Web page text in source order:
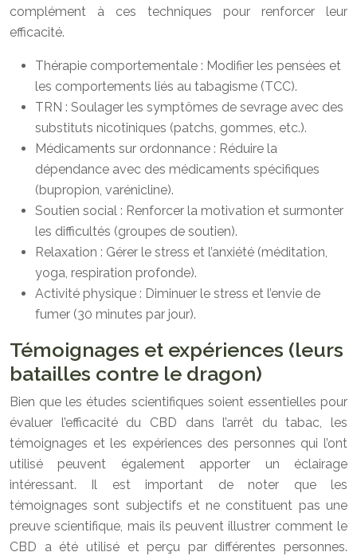
complément à ces techniques pour renforcer leur
efficacité.
Thérapie comportementale : Modifier les pensées et
les comportements liés au tabagisme (TCC).
TRN : Soulager les symptômes de sevrage avec des
substituts nicotiniques (patchs, gommes, etc.).
Médicaments sur ordonnance : Réduire la
dépendance avec des médicaments spécifiques
(bupropion, varénicline).
Soutien social : Renforcer la motivation et surmonter
les difficultés (groupes de soutien).
Relaxation : Gérer le stress et l’anxiété (méditation,
yoga, respiration profonde).
Activité physique : Diminuer le stress et l’envie de
fumer (30 minutes par jour).
Témoignages et expériences (leurs
batailles contre le dragon)
Bien que les études scientifiques soient essentielles pour
évaluer l’efficacité du CBD dans l’arrêt du tabac, les
témoignages et les expériences des personnes qui l’ont
utilisé peuvent également apporter un éclairage
intéressant. Il est important de noter que les
témoignages sont subjectifs et ne constituent pas une
preuve scientifique, mais ils peuvent illustrer comment le
CBD a été utilisé et perçu par différentes personnes.